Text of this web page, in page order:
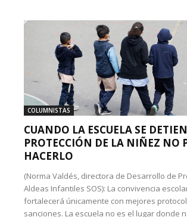
COLUMNISTAS
CUANDO LA ESCUELA SE
PROTECCIÓN DE LA NIÑEZ NO
HACERLO
(Norma Valdés, directora de Desarrollo de
Aldeas Infantiles SOS): La convivencia
fortalecerá únicamente con mejores
sanciones. La escuela no es el lugar donde